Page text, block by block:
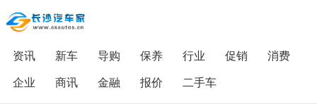
资讯 新车 导购 保养 行业 促销
消费
企业
商讯 金融 报价 二手车